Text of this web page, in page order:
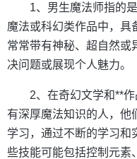
1、男生魔法师指的
魔法或科幻类作品中，具
常常带有神秘、超自然或
决问题或展现个人魅力。
2、在奇幻文学和**
有深厚魔法知识的人，他
学习，通过不断的学习和
些技能可能包括控制元素